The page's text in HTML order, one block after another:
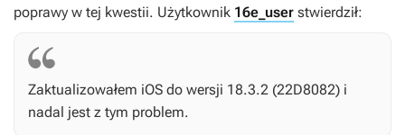
poprawy w tej kwestii. Użytkownik 16e_user stwierdził:
Zaktualizowałem iOS do wersji 18.3.2 (22D8082) i
nadal jest z tym problem.